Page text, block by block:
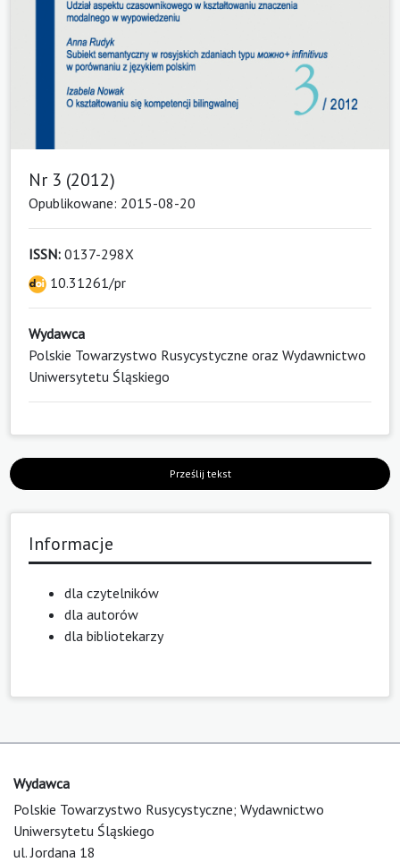
Nr 3 (2012)
Opublikowane: 2015-08-20
ISSN: 0137-298X
10.31261/pr
Wydawca
Polskie Towarzystwo Rusycystyczne oraz Wydawnictwo
Uniwersytetu Śląskiego
Prześlij tekst
Informacje
dla czytelników
dla autorów
dla bibliotekarzy
Wydawca
Polskie Towarzystwo Rusycystyczne; Wydawnictwo
Uniwersytetu Śląskiego
ul. Jordana 18